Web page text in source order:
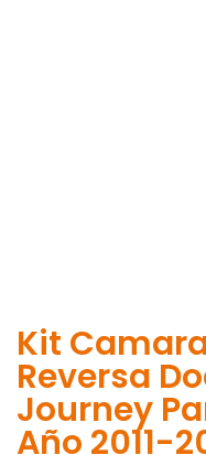
Kit
Reversa
Journey
Año 2011-